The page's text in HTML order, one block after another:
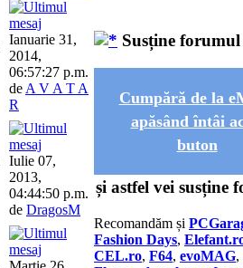
Ianuarie 31,
2014,
06:57:27 p.m.
de A V A T A
R
Iulie 07,
2013,
04:44:50 p.m.
de DragosM
Susține forumul
Cumpără de la
apăsând întâi
buton
și astfel vei susține
Recomandăm și
Fashion Days,
CEL.ro, F64, evoMAG,